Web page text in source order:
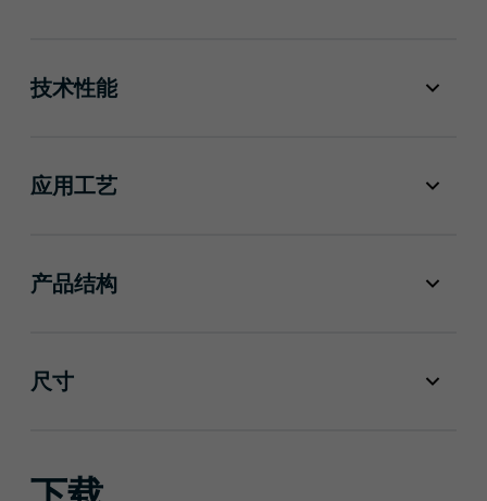
技术性能
应用工艺
产品结构
尺寸